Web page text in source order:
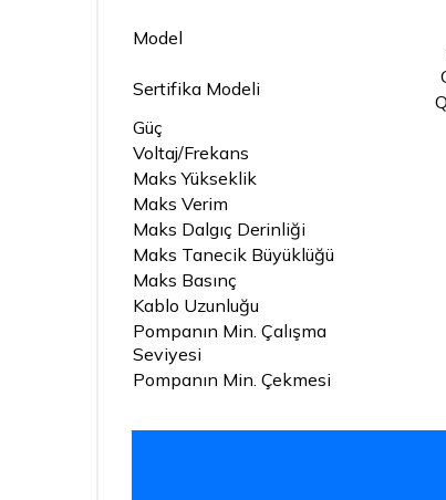
Model
Sertifika Modeli
Güç
Voltaj/Frekans
Maks Yükseklik
Maks Verim
Maks Dalgıç Derinliği
Maks Tanecik Büyüklüğü
Maks Basınç
Kablo Uzunluğu
Pompanın Min. Çalışma
Seviyesi
Pompanın Min. Çekmesi